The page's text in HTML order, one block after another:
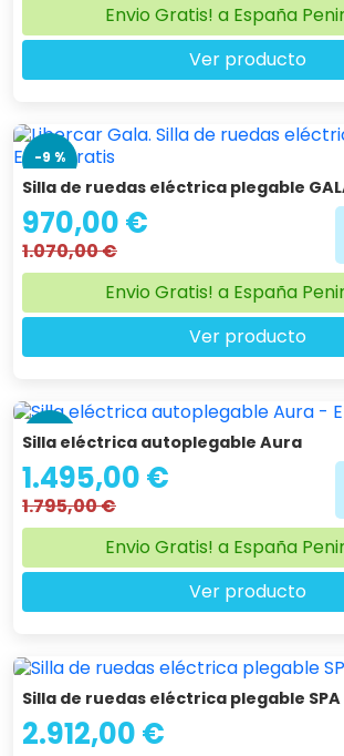
Envio Gratis! a España
Ver producto
-9 %
Silla de ruedas eléctrica plegable
970,00 €
1.070,00 €
Envio Gratis! a España
Ver producto
-17 %
Silla eléctrica autoplegable Aura
1.495,00 €
1.795,00 €
Envio Gratis! a España
Ver producto
Silla de ruedas eléctrica plegable SPA
2.912,00 €